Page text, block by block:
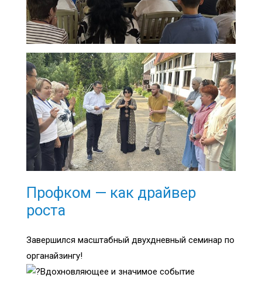
Профком — как драйвер
роста
Завершился масштабный двухдневный семинар по
органайзингу!
Вдохновляющее и значимое событие